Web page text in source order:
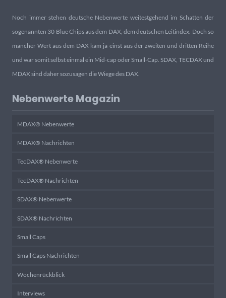
Noch immer stehen deutsche Nebenwerte weitestgehend im Schatten der
sogenannten 30 Blue Chips aus dem DAX, dem deutschen Leitindex. Doch so
mancher Wert aus dem DAX kam ja einst aus der zweiten und dritten Reihe
und war somit selbst einmal ein Mid-cap oder Small-Cap. SDAX, TECDAX und
MDAX sind daher sozusagen die Wiege des DAX.
Nebenwerte Magazin
MDAX® Nebenwerte
MDAX® Nachrichten
TecDAX® Nebenwerte
TecDAX® Nachrichten
SDAX® Nebenwerte
SDAX® Nachrichten
Small Caps
Small Caps Nachrichten
Wochenrückblick
Interviews